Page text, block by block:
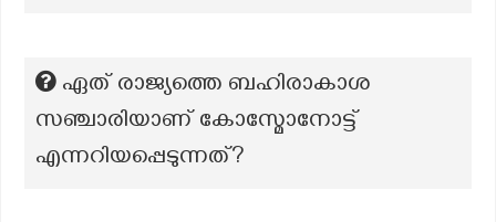
ഏത് രാജ്യത്തെ ബഹിരാകാശ
സഞ്ചാരിയാണ് കോസ്മോനോട്ട്
എന്നറിയപ്പെടുന്നത്?